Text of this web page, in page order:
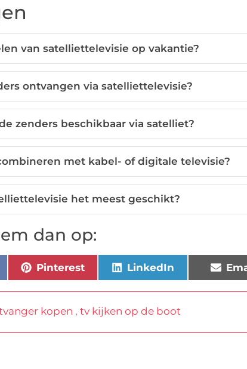
van satelliettelevisie op vakantie?
ontvangen via satelliettelevisie?
zenders beschikbaar via satelliet?
met kabel- of digitale televisie?
het meest geschikt?
dan op:
Pinterest LinkedIn
kopen ,tv kijken op de boot